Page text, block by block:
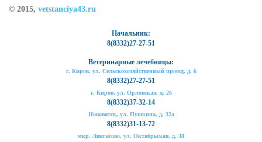
© 2015, vetstanciya43.ru
Начальник:
8(8332)27-27-51
Ветеринарные лечебницы:
г. Киров, ул. Сельскохозяйственный проезд, д. 6
8(8332)27-27-51
г. Киров, ул. Орловская, д. 26
8(8332)37-32-14
Нововятск, ул. Пушкина, д. 32а
8(8332)31-13-72
мкр. Лянгасово, ул. Октябрьская, д. 38